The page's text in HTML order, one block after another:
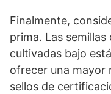
Finalmente,
prima. Las semillas
cultivadas bajo
ofrecer una mayor
sellos de